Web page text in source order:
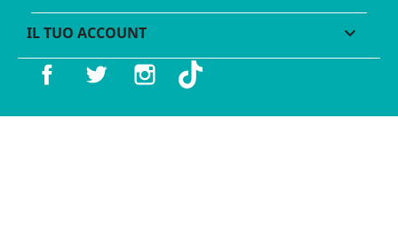
IL TUO ACCOUNT 
Facebook Twitter Instagram